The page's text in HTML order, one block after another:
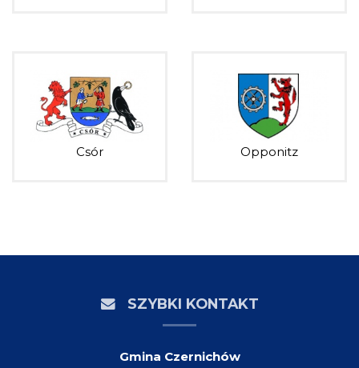
Csór Opponitz
SZYBKI KONTAKT
Gmina Czernichów